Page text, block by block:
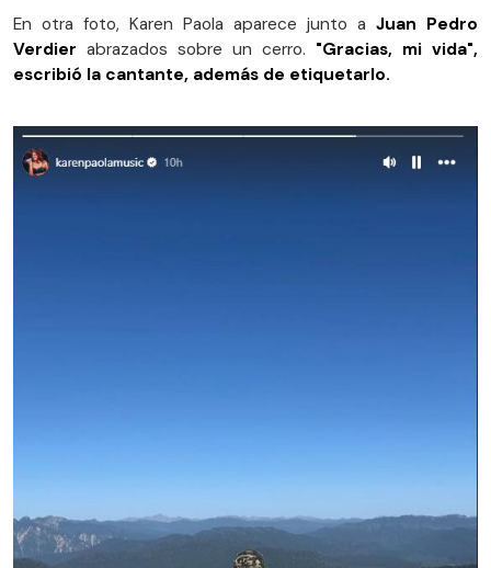
En otra foto, Karen Paola aparece junto a Juan Pedro
Verdier abrazados sobre un cerro. "Gracias, mi vida",
escribió la cantante, además de etiquetarlo.